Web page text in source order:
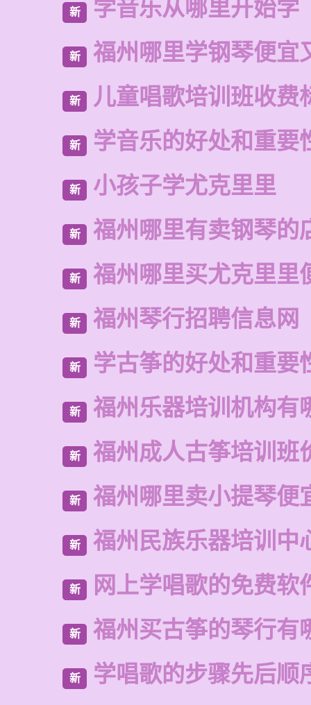
新 学音乐从哪里开始学
新 福州哪里学钢琴便宜
新 儿童唱歌培训班收费
新 学音乐的好处和重要
新 小孩子学尤克里里
新 福州哪里有卖钢琴的
新 福州哪里买尤克里里
新 福州琴行招聘信息网
新 学古筝的好处和重要
新 福州乐器培训机构有
新 福州成人古筝培训班
新 福州哪里卖小提琴便
新 福州民族乐器培训中
新 网上学唱歌的免费软
新 福州买古筝的琴行有
新 学唱歌的步骤先后顺